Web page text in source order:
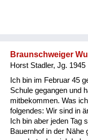
Braunschweiger
Horst Stadler, Jg. 1945
Ich bin im Februar 45
Schule gegangen und
mitbekommen. Was
folgendes: Wir sind in
Ich bin aber jeden Tag
Bauernhof in der Nähe